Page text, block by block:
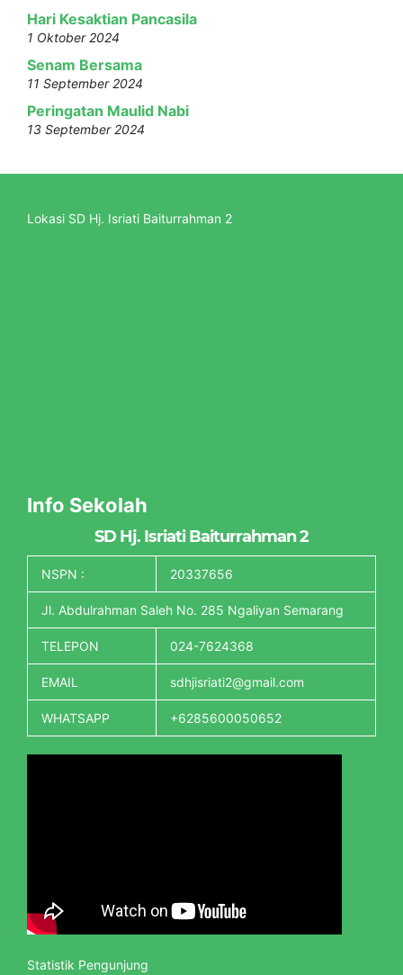
Hari Kesaktian Pancasila
1 Oktober 2024
Senam Bersama
11 September 2024
Peringatan Maulid Nabi
13 September 2024
Lokasi SD Hj. Isriati Baiturrahman 2
Info Sekolah
SD Hj. Isriati Baiturrahman 2
NSPN : 20337656
Jl. Abdulrahman Saleh No. 285 Ngaliyan Semarang
TELEPON 024-7624368
EMAIL sdhjisriati2@gmail.com
WHATSAPP +6285600050652
Statistik Pengunjung